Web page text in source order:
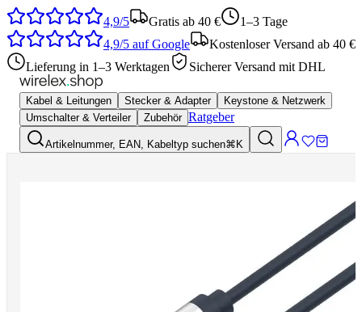
4,9/5 Gratis ab 40 €
1–3 Tage
4,9/5 auf Google
Kostenloser Versand ab 40 €
Lieferung in 1–3 Werktagen
Sicherer Versand mit DHL
Kabel & Leitungen Stecker & Adapter
Keystone & Netzwerk
Umschalter & Verteiler
Zubehör Ratgeber
Artikelnummer, EAN, Kabeltyp suchen⌘K